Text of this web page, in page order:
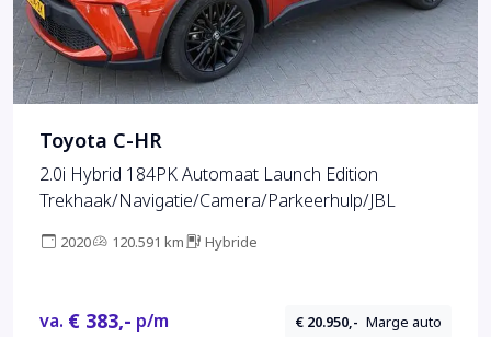
Toyota C-HR
2.0i Hybrid 184PK Automaat Launch Edition
Trekhaak/Navigatie/Camera/Parkeerhulp/JBL
2020 120.591 km Hybride
va. € 383,- p/m € 20.950,- Marge auto